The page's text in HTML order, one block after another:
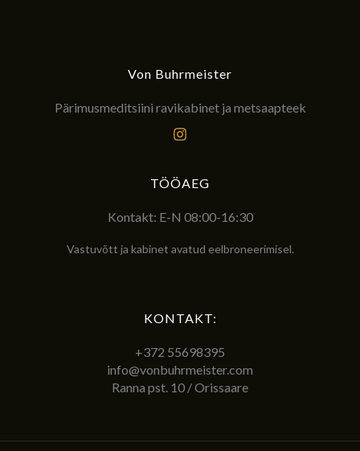
Von Buhrmeister
Pärimusmeditsiini ravikabinet ja metsaapteek
TÖÖAEG
Kontakt: E-N 08:00-16:30
Vastuvõtt ja kabinet avatud eelbroneerimisel.
KONTAKT:
+372 55698395
info@vonbuhrmeister.com
Ranna pst. 10 / Orissaare